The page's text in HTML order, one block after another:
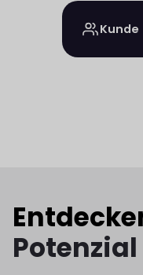
Kunde